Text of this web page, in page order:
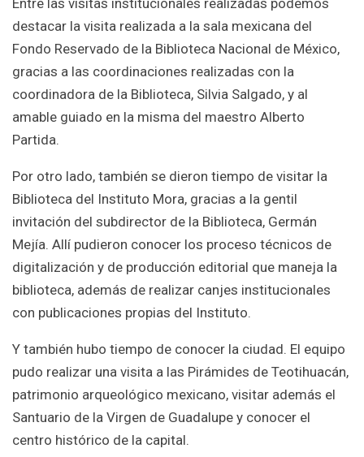
Entre las visitas institucionales realizadas podemos
destacar la visita realizada a la sala mexicana del
Fondo Reservado de la Biblioteca Nacional de México,
gracias a las coordinaciones realizadas con la
coordinadora de la Biblioteca, Silvia Salgado, y al
amable guiado en la misma del maestro Alberto
Partida.
Por otro lado, también se dieron tiempo de visitar la
Biblioteca del Instituto Mora, gracias a la gentil
invitación del subdirector de la Biblioteca, Germán
Mejía. Allí pudieron conocer los proceso técnicos de
digitalización y de producción editorial que maneja la
biblioteca, además de realizar canjes institucionales
con publicaciones propias del Instituto.
Y también hubo tiempo de conocer la ciudad. El equipo
pudo realizar una visita a las Pirámides de Teotihuacán,
patrimonio arqueológico mexicano, visitar además el
Santuario de la Virgen de Guadalupe y conocer el
centro histórico de la capital.